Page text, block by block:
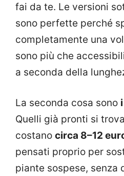
fai da te. Le versioni
sono perfette perché
completamente una
sono più che
a seconda della
La seconda cosa sono
Quelli già pronti si
costano circa 8–12
pensati proprio per
piante sospese, senza